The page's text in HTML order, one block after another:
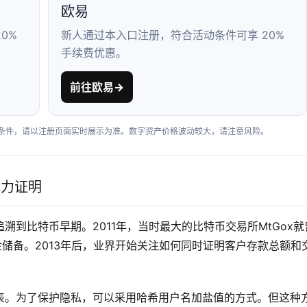
欧易
新人通过本入口注册，符合活动条件可享 20%
手续费优惠。
前往欧易→
，请以注册页面实时展示为准。数字资产价格波动较大，请注意风险。
证明
到比特币早期。2011年，当时最大的比特币交易所MtGox就
备。2013年后，业界开始关注如何同时证明客户存款总额和
为了保护隐私，可以采用哈希用户名加盐值的方式。但这种